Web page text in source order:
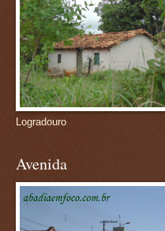
Logradouro
Avenida